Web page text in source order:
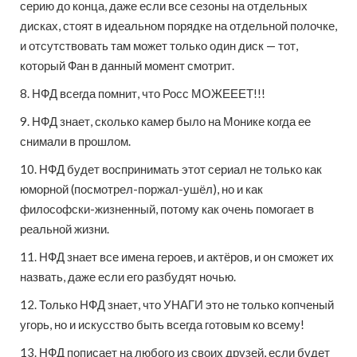
серию до конца, даже если все сезоны на отдельных
дисках, стоят в идеальном порядке на отдельной полочке,
и отсутствовать там может только один диск — тот,
который Фан в данный момент смотрит.
8. НФД всегда помнит, что Росс МОЖЕЕЕТ!!!
9. НФД знает, сколько камер было на Монике когда ее
снимали в прошлом.
10. НФД будет воспринимать этот сериал не только как
юморной (посмотрел-поржал-ушёл), но и как
философски-жизненный, потому как очень помогает в
реальной жизни.
11. НФД знает все имена героев, и актёров, и он сможет их
назвать, даже если его разбудят ночью.
12. Только НФД знает, что УНАГИ это не только копченый
угорь, но и искусство быть всегда готовым ко всему!
13. НФД пописает на любого из своих друзей, если будет